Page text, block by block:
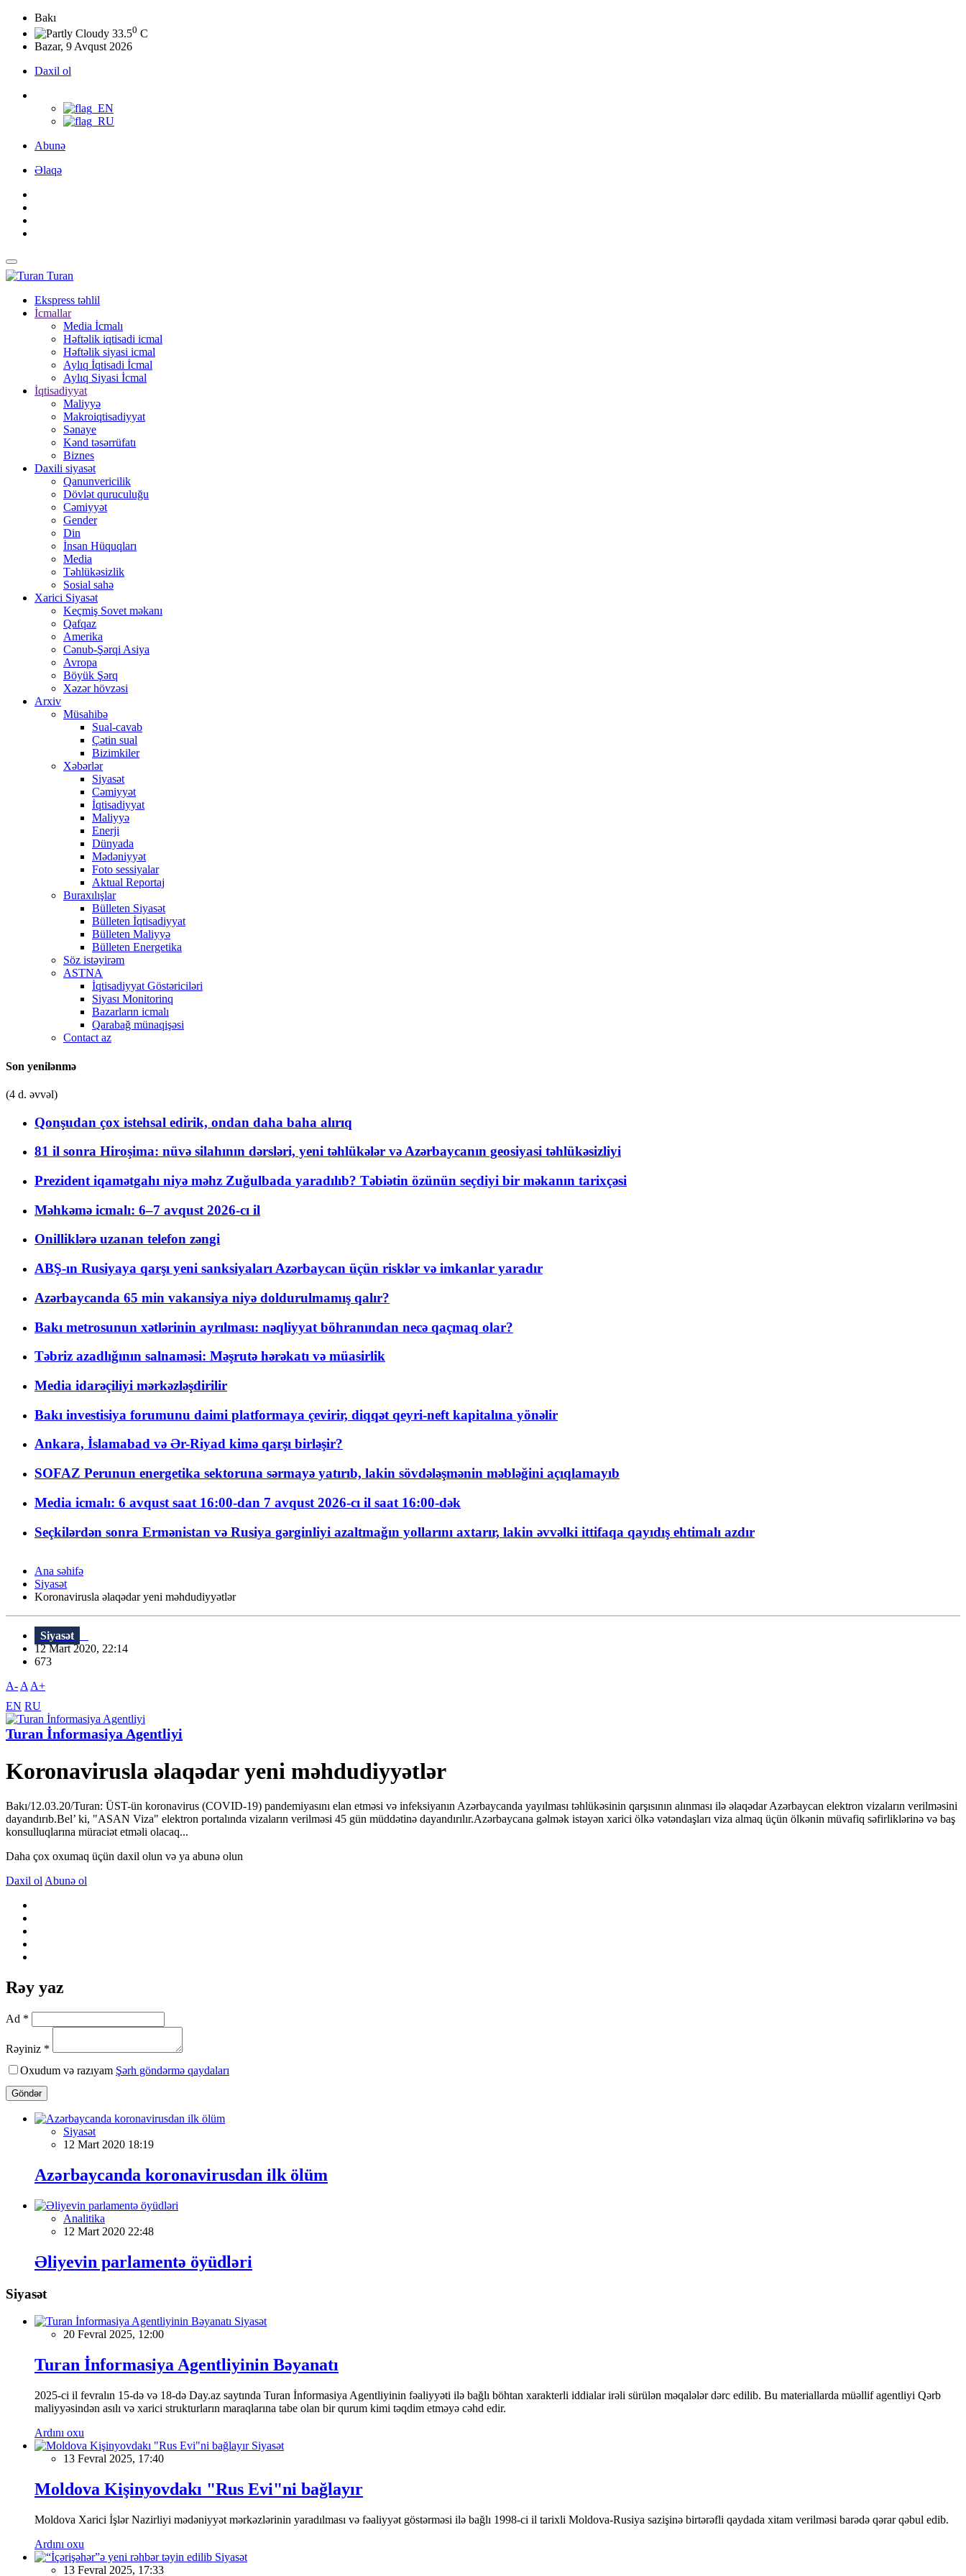
Bakı
33.50 C
Bazar, 9 Avqust 2026
Daxil ol
Abunə
Əlaqə
Turan
Ekspress təhlil
İcmallar
Media İcmalı
Həftəlik iqtisadi icmal
Həftəlik siyasi icmal
Aylıq İqtisadi İcmal
Aylıq Siyasi İcmal
İqtisadiyyat
Maliyyə
Makroiqtisadiyyat
Sənaye
Kənd təsərrüfatı
Biznes
Daxili siyasət
Qanunvericilik
Dövlət quruculuğu
Cəmiyyət
Gender
Din
İnsan Hüquqları
Media
Təhlükəsizlik
Sosial sahə
Xarici Siyasət
Keçmiş Sovet məkanı
Qafqaz
Amerika
Cənub-Şərqi Asiya
Avropa
Böyük Şərq
Xəzər hövzəsi
Arxiv
Müsahibə
Sual-cavab
Çətin sual
Bizimkiler
Xəbərlər
Siyasət
Cəmiyyət
İqtisadiyyat
Maliyyə
Enerji
Dünyada
Mədəniyyət
Foto sessiyalar
Aktual Reportaj
Buraxılışlar
Bülleten Siyasət
Bülleten İqtisadiyyat
Bülleten Maliyyə
Bülleten Energetika
Söz istəyirəm
ASTNA
İqtisadiyyat Göstəriciləri
Siyası Monitorinq
Bazarların icmalı
Qarabağ münaqişəsi
Contact az
Son yenilənmə
(4 d. əvvəl)
Qonşudan çox istehsal edirik, ondan daha baha alırıq
81 il sonra Hiroşima: nüvə silahının dərsləri, yeni təhlükələr və Azərbaycanın geosiyasi təhlükəsizliyi
Prezident iqamətgahı niyə məhz Zuğulbada yaradılıb? Təbiətin özünün seçdiyi bir məkanın tarixçəsi
Məhkəmə icmalı: 6–7 avqust 2026-cı il
Onilliklərə uzanan telefon zəngi
ABŞ-ın Rusiyaya qarşı yeni sanksiyaları Azərbaycan üçün risklər və imkanlar yaradır
Azərbaycanda 65 min vakansiya niyə doldurulmamış qalır?
Bakı metrosunun xətlərinin ayrılması: nəqliyyat böhranından necə qaçmaq olar?
Təbriz azadlığının salnaməsi: Məşrutə hərəkatı və müasirlik
Media idarəçiliyi mərkəzləşdirilir
Bakı investisiya forumunu daimi platformaya çevirir, diqqət qeyri-neft kapitalına yönəlir
Ankara, İslamabad və Ər-Riyad kimə qarşı birləşir?
SOFAZ Perunun energetika sektoruna sərmayə yatırıb, lakin sövdələşmənin məbləğini açıqlamayıb
Media icmalı: 6 avqust saat 16:00-dan 7 avqust 2026-cı il saat 16:00-dək
Seçkilərdən sonra Ermənistan və Rusiya gərginliyi azaltmağın yollarını axtarır, lakin əvvəlki ittifaqa qayıdış ehtimalı azdır
Ana səhifə
Siyasət
Koronavirusla əlaqədar yeni məhdudiyyətlər
Siyasət
12 Mart 2020, 22:14
673
A- A A+
EN RU
Turan İnformasiya Agentliyi
Koronavirusla əlaqədar yeni məhdudiyyətlər
Bakı/12.03.20/Turan: ÜST-ün koronavirus (COVID-19) pandemiyasını elan etməsi və infeksiyanın Azərbaycanda yayılması təhlükəsinin qarşısının alınması ilə əlaqədar Azərbaycan elektron vizaların verilməsini
dayandırıb.Bel’ ki, "ASAN Viza" elektron portalında vizaların verilməsi 45 gün müddətinə dayandırılır.Azərbaycana gəlmək istəyən xarici ölkə vətəndaşları viza almaq üçün ölkənin müvafiq səfirliklərinə və baş
konsulluqlarına müraciət etməli olacaq...
Daha çox oxumaq üçün daxil olun və ya abunə olun
Daxil ol Abunə ol
Rəy yaz
Ad *
Rəyiniz *
Oxudum və razıyam Şərh göndərmə qaydaları
Göndər
Siyasət
12 Mart 2020 18:19
Azərbaycanda koronavirusdan ilk ölüm
Analitika
12 Mart 2020 22:48
Əliyevin parlamentə öyüdləri
Siyasət
Siyasət
20 Fevral 2025, 12:00
Turan İnformasiya Agentliyinin Bəyanatı
2025-ci il fevralın 15-də və 18-də Day.az saytında Turan İnformasiya Agentliyinin fəaliyyəti ilə bağlı böhtan xarakterli iddialar irəli sürülən məqalələr dərc edilib. Bu materiallarda müəllif agentliyi Qərb
maliyyəsindən asılı və xarici strukturların maraqlarına tabe olan bir qurum kimi təqdim etməyə cəhd edir.
Ardını oxu
Siyasət
13 Fevral 2025, 17:40
Moldova Kişinyovdakı "Rus Evi"ni bağlayır
Moldova Xarici İşlər Nazirliyi mədəniyyət mərkəzlərinin yaradılması və fəaliyyət göstərməsi ilə bağlı 1998-ci il tarixli Moldova-Rusiya sazişinə birtərəfli qaydada xitam verilməsi barədə qərar qəbul edib.
Ardını oxu
Siyasət
13 Fevral 2025, 17:33